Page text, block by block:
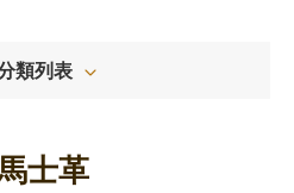
類列表
士革